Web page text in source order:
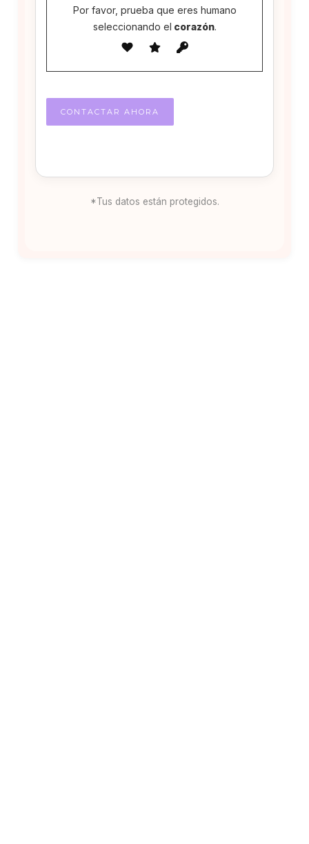
Por favor, prueba que eres humano
seleccionando el corazón.
*Tus datos están protegidos.